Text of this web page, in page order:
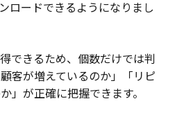
ロードできるようになりまし
できるため、個数だけでは判
客が増えているのか」「リピ
」が正確に把握できます。